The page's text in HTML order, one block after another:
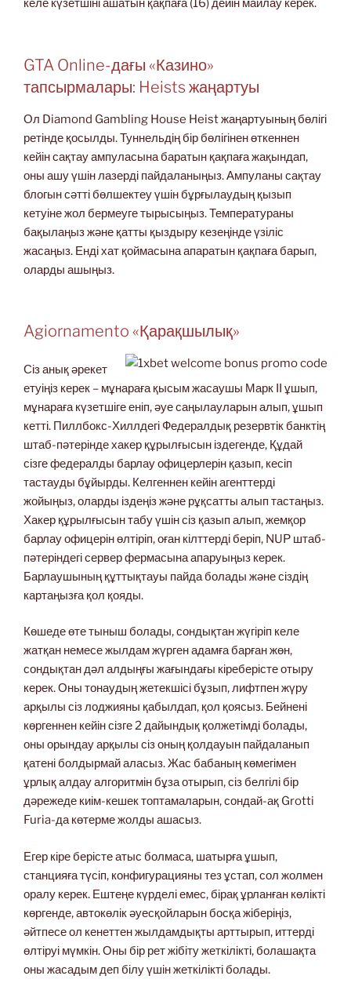
келе күзетшіні ашатын қақпаға (16) дейін майлау керек.
GTA Online-дағы «Казино»
тапсырмалары: Heists жаңартуы
Ол Diamond Gambling House Heist жаңартуының бөлігі
ретінде қосылды. Туннельдің бір бөлігінен өткеннен
кейін сақтау ампуласына баратын қақпаға жақындап,
оны ашу үшін лазерді пайдаланыңыз. Ампуланы сақтау
блогын сәтті бөлшектеу үшін бұрғылаудың қызып
кетуіне жол бермеуге тырысыңыз. Температураны
бақылаңыз және қатты қыздыру кезеңінде үзіліс
жасаңыз. Енді хат қоймасына апаратын қақпаға барып,
оларды ашыңыз.
Agiornamento «Қарақшылық»
Сіз анық әрекет
етуіңіз керек – мұнараға қысым жасаушы Марк II ұшып,
мұнараға күзетшіге еніп, әуе саңылауларын алып, ұшып
кетті. Пиллбокс-Хиллдегі Федералдық резервтік банктің
штаб-пәтерінде хакер құрылғысын іздегенде, Құдай
сізге федералды барлау офицерлерін қазып, кесіп
тастауды бұйырды. Келгеннен кейін агенттерді
жойыңыз, оларды іздеңіз және рұқсатты алып тастаңыз.
Хакер құрылғысын табу үшін сіз қазып алып, жемқор
барлау офицерін өлтіріп, оған кілттерді беріп, NUP штаб-
пәтеріндегі сервер фермасына апаруыңыз керек.
Барлаушының құттықтауы пайда болады және сіздің
картаңызға қол қояды.
Көшеде өте тыныш болады, сондықтан жүгіріп келе
жатқан немесе жылдам жүрген адамға барған жөн,
сондықтан дәл алдыңғы жағындағы кіреберісте отыру
керек. Оны тонаудың жетекшісі бұзып, лифтпен жүру
арқылы сіз лоджияны қабылдап, қол қоясыз. Бейнені
көргеннен кейін сізге 2 дайындық қолжетімді болады,
оны орындау арқылы сіз оның қолдауын пайдаланып
қатені болдырмай аласыз. Жас бабаның көмегімен
ұрлық алдау алгоритмін бұза отырып, сіз белгілі бір
дәрежеде киім-кешек топтамаларын, сондай-ақ Grotti
Furia-да көтерме жолды ашасыз.
Егер кіре берісте атыс болмаса, шатырға ұшып,
станцияға түсіп, конфигурацияны тез ұстап, сол жолмен
оралу керек. Ештеңе күрделі емес, бірақ ұрланған көлікті
көргенде, автокөлік әуесқойларын босқа жіберіңіз,
әйтпесе ол кенеттен жылдамдықты арттырып, иттерді
өлтіруі мүмкін. Оны бір рет жібіту жеткілікті, болашақта
оны жасадым деп білу үшін жеткілікті болады.